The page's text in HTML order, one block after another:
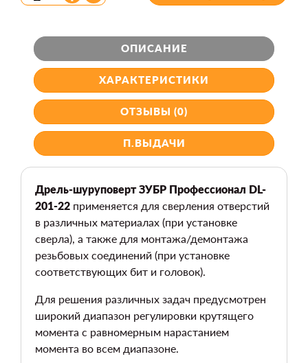
ОПИСАНИЕ
ХАРАКТЕРИСТИКИ
ОТЗЫВЫ (0)
П.ВЫДАЧИ
Дрель-шуруповерт ЗУБР Профессионал DL-
201-22 применяется для сверления отверстий
в различных материалах (при установке
сверла), а также для монтажа/демонтажа
резьбовых соединений (при установке
соответствующих бит и головок).
Для решения различных задач предусмотрен
широкий диапазон регулировки крутящего
момента с равномерным нарастанием
момента во всем диапазоне.